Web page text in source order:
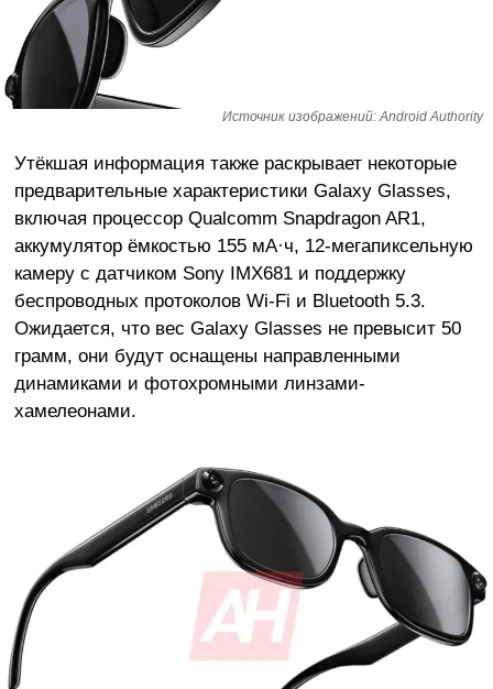
Источник изображений: Android Authority
Утёкшая информация также раскрывает некоторые
предварительные характеристики Galaxy Glasses,
включая процессор Qualcomm Snapdragon AR1,
аккумулятор ёмкостью 155 мА·ч, 12-мегапиксельную
камеру с датчиком Sony IMX681 и поддержку
беспроводных протоколов Wi-Fi и Bluetooth 5.3.
Ожидается, что вес Galaxy Glasses не превысит 50
грамм, они будут оснащены направленными
динамиками и фотохромными линзами-
хамелеонами.